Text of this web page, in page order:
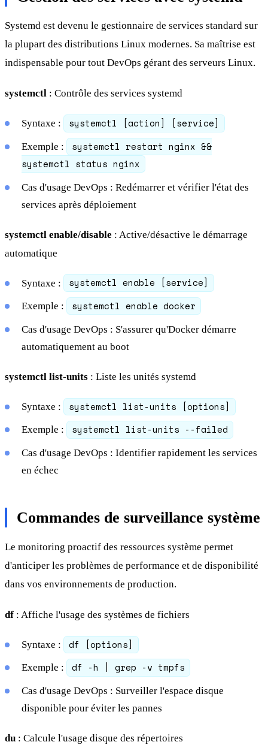
Systemd est devenu le gestionnaire de services standard sur
la plupart des distributions Linux modernes. Sa maîtrise est
indispensable pour tout DevOps gérant des serveurs Linux.
systemctl : Contrôle des services systemd
Syntaxe : systemctl [action] [service]
Exemple :
systemctl restart nginx &&
systemctl status nginx
Cas d'usage DevOps : Redémarrer et vérifier l'état des
services après déploiement
systemctl enable/disable : Active/désactive le démarrage
automatique
Syntaxe : systemctl enable [service]
Exemple : systemctl enable docker
Cas d'usage DevOps : S'assurer qu'Docker démarre
automatiquement au boot
systemctl list-units : Liste les unités systemd
Syntaxe : systemctl list-units [options]
Exemple : systemctl list-units --failed
Cas d'usage DevOps : Identifier rapidement les services
en échec
Commandes de surveillance système
Le monitoring proactif des ressources système permet
d'anticiper les problèmes de performance et de disponibilité
dans vos environnements de production.
df : Affiche l'usage des systèmes de fichiers
Syntaxe : df [options]
Exemple : df -h | grep -v tmpfs
Cas d'usage DevOps : Surveiller l'espace disque
disponible pour éviter les pannes
du : Calcule l'usage disque des répertoires